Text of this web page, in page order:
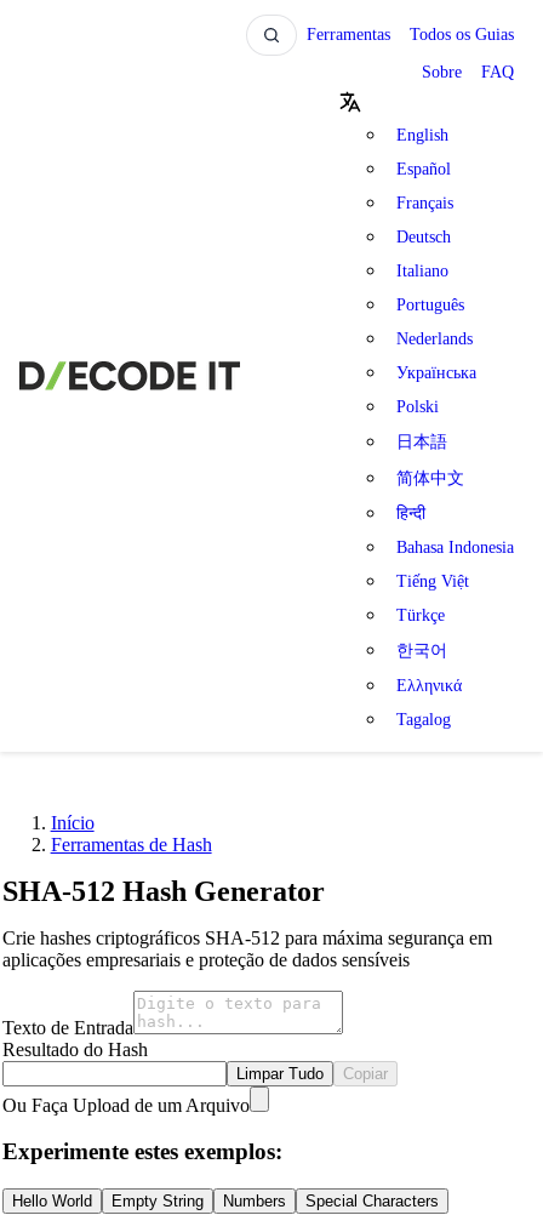
Ferramentas Todos os Guias
Sobre FAQ
English
Español
Français
Deutsch
Italiano
Português
Nederlands
Українська
Polski
日本語
简体中文
हिन्दी
Bahasa Indonesia
Tiếng Việt
Türkçe
한국어
Ελληνικά
Tagalog
Início
Ferramentas de Hash
SHA-512 Hash Generator
Crie hashes criptográficos SHA-512 para máxima segurança em
aplicações empresariais e proteção de dados sensíveis
Texto de Entrada
Resultado do Hash
Limpar Tudo Copiar
Ou Faça Upload de um Arquivo
Experimente estes exemplos:
Hello World Empty String Numbers Special Characters